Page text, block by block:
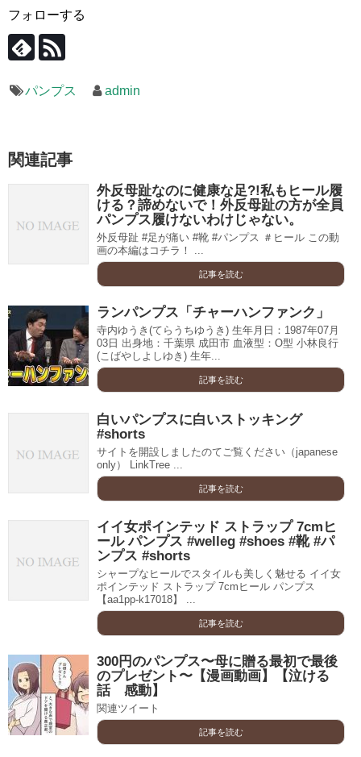
フォローする
パンプス admin
関連記事
外反母趾なのに健康な足?!私もヒール履
ける？諦めないで！外反母趾の方が全員
パンプス履けないわけじゃない。
外反母趾 #足が痛い #靴 #パンプス ＃ヒール この動
画の本編はコチラ！ ...
記事を読む
ランパンプス「チャーハンファンク」
寺内ゆうき(てらうちゆうき) 生年月日：1987年07月
03日 出身地：千葉県 成田市 血液型：O型 小林良行
(こばやしよしゆき) 生年...
記事を読む
白いパンプスに白いストッキング
#shorts
サイトを開設しましたのてご覧ください（japanese
only） LinkTree ...
記事を読む
イイ女ポインテッド ストラップ 7cmヒ
ール パンプス #welleg #shoes #靴 #パ
ンプス #shorts
シャープなヒールでスタイルも美しく魅せる イイ女
ポインテッド ストラップ 7cmヒール パンプス
【aa1pp-k17018】 ...
記事を読む
300円のパンプス〜母に贈る最初で最後
のプレゼント〜【漫画動画】【泣ける
話 感動】
関連ツイート
記事を読む